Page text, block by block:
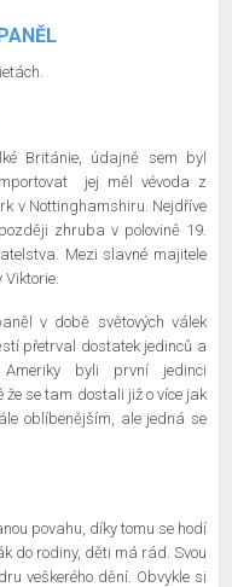
Británie, údajně sem byl
jej měl vévoda z
v Nottinghamshiru. Nejdříve
zhruba v polovině 19.
Mezi slavné majitele
v době světových válek
přetrval dostatek jedinců a
byli první jedinci
že se tam dostali již o více jak
oblíbenějším, ale jedná se
povahu, díky tomu se hodí
do rodiny, děti má rád. Svou
veškerého dění. Obvykle si